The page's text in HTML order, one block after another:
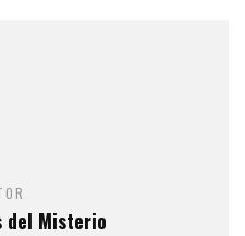
del Misterio